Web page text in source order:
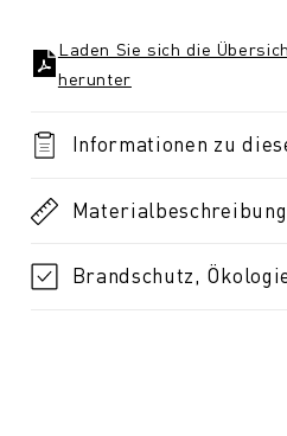
Laden Sie sich die
herunter
Informationen zu
Materialbeschreibung
Brandschutz,